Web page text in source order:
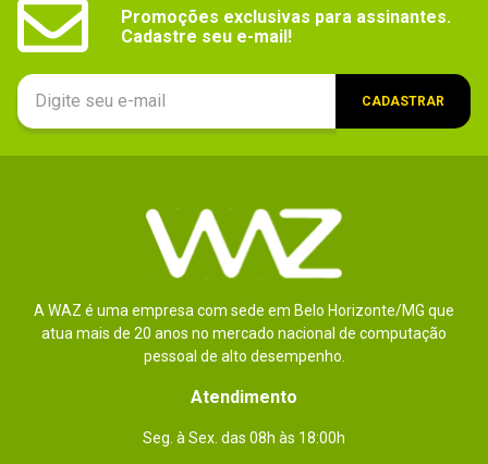
- Jogo Soul Calibur V.
- CD com making of e trilha sonora original.
- Roupas exclusivas dos personagens
criação de personagem.
Gênero / Categoria_filtro
Luta
Plataforma
Gênero / Categoria
Luta
- Este jogo não é recomendado para
menores de 16 anos.
Promoções exclusivas para assinantes.
Cadastre seu e-mail!
CADASTRAR
A WAZ é uma empresa com sede em Belo Horizonte/MG que
atua mais de 20 anos no mercado nacional de computação
pessoal de alto desempenho.
Atendimento
Seg. à Sex. das 08h às 18:00h